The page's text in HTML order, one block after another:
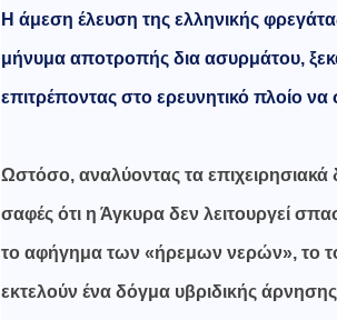
Η άμεση έλευση της ελληνικής
μήνυμα αποτροπής δια ασυρμάτου,
επιτρέποντας στο ερευνητικό πλοίο
Ωστόσο, αναλύοντας τα επιχειρησιακά
σαφές ότι η Άγκυρα δεν λειτουργεί
το αφήγημα των «ήρεμων νερών», το
εκτελούν ένα δόγμα υβριδικής